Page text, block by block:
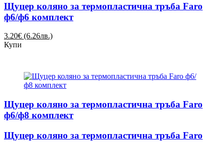
Щуцер коляно за термопластична тръба Faro
ф6/ф6 комплект
3.20€ (6.26лв.)
Купи
Щуцер коляно за термопластична тръба Faro
ф6/ф8 комплект
Щуцер коляно за термопластична тръба Faro